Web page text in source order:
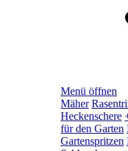
Menü öffnen
Mäher
Heckenschere
für den Garten
Gartenspritzen